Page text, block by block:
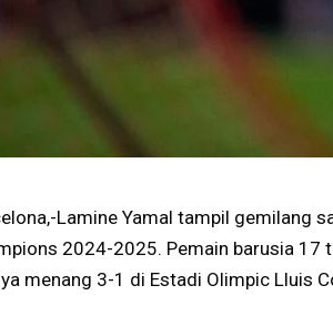
Lamine Yamal tampil gemilang
2024-2025. Pemain barusia
menang 3-1 di Estadi Olimpic Lluis